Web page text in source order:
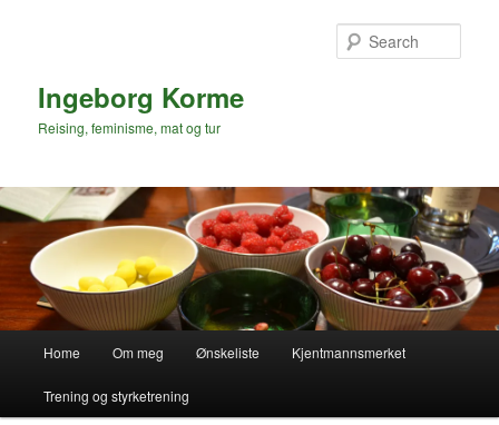
Ingeborg Korme
Reising, feminisme, mat og tur
Home Om meg Ønskeliste Kjentmannsmerket
Trening og styrketrening